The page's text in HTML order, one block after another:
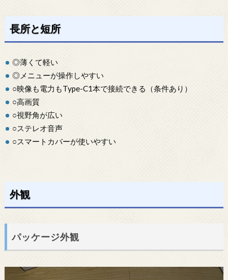
長所と短所
◎薄くて軽い
◎メニューが操作しやすい
○映像も電力もType-C1本で接続できる（条件あり）
○高画質
○視野角が広い
○ステレオ音声
○スマートカバーが使いやすい
外観
パッケージ外観